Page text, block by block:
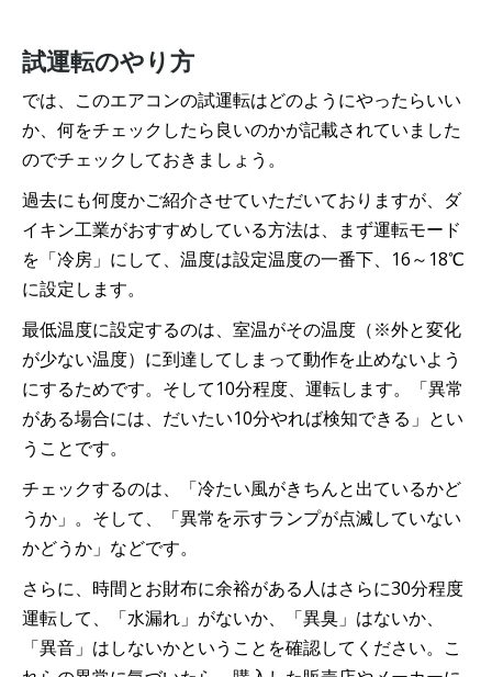
試運転のやり方
では、このエアコンの試運転はどのようにやったらいい
か、何をチェックしたら良いのかが記載されていました
のでチェックしておきましょう。
過去にも何度かご紹介させていただいておりますが、ダ
イキン工業がおすすめしている方法は、まず運転モード
を「冷房」にして、温度は設定温度の一番下、16～18℃
に設定します。
最低温度に設定するのは、室温がその温度（※外と変化
が少ない温度）に到達してしまって動作を止めないよう
にするためです。そして10分程度、運転します。「異常
がある場合には、だいたい10分やれば検知できる」とい
うことです。
チェックするのは、「冷たい風がきちんと出ているかど
うか」。そして、「異常を示すランプが点滅していない
かどうか」などです。
さらに、時間とお財布に余裕がある人はさらに30分程度
運転して、「水漏れ」がないか、「異臭」はないか、
「異音」はしないかということを確認してください。こ